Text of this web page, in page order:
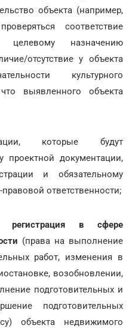
объекта (например,
соответствие
целевому назначению
отсутствие у объекта
культурного
выявленного объекта
которые будут
проектной документации,
и обязательному
ответственности;
регистрация в сфере
(права на выполнение
работ, изменения в
возобновлении,
подготовительных и
подготовительных
объекта недвижимого